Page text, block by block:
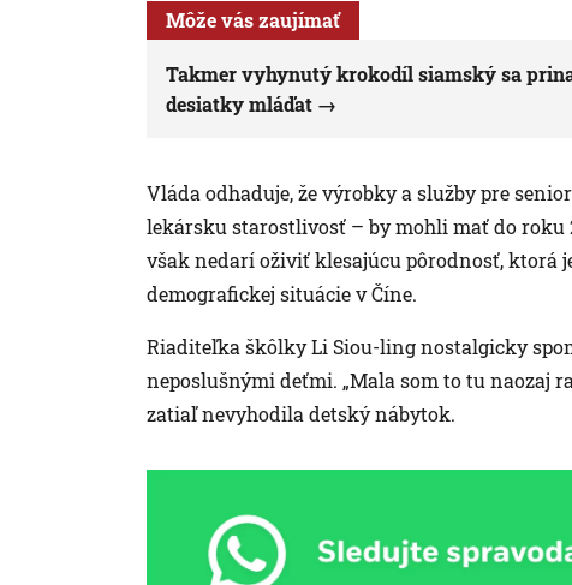
Môže vás zaujímať
Takmer vyhynutý krokodíl siamský sa
desiatky mláďat
Vláda odhaduje, že výrobky a služby pre
lekársku starostlivosť – by mohli mať do
však nedarí oživiť klesajúcu pôrodnosť, ktorá
demografickej situácie v Číne.
Riaditeľka škôlky Li Siou-ling nostalgicky
neposlušnými deťmi. „Mala som to tu naozaj
zatiaľ nevyhodila detský nábytok.